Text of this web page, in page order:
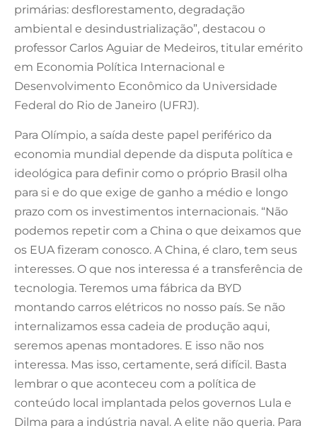
primárias: desflorestamento, degradação
ambiental e desindustrialização”, destacou o
professor Carlos Aguiar de Medeiros, titular emérito
em Economia Política Internacional e
Desenvolvimento Econômico da Universidade
Federal do Rio de Janeiro (UFRJ).
Para Olímpio, a saída deste papel periférico da
economia mundial depende da disputa política e
ideológica para definir como o próprio Brasil olha
para si e do que exige de ganho a médio e longo
prazo com os investimentos internacionais. “Não
podemos repetir com a China o que deixamos que
os EUA fizeram conosco. A China, é claro, tem seus
interesses. O que nos interessa é a transferência de
tecnologia. Teremos uma fábrica da BYD
montando carros elétricos no nosso país. Se não
internalizamos essa cadeia de produção aqui,
seremos apenas montadores. E isso não nos
interessa. Mas isso, certamente, será difícil. Basta
lembrar o que aconteceu com a política de
conteúdo local implantada pelos governos Lula e
Dilma para a indústria naval. A elite não queria. Para